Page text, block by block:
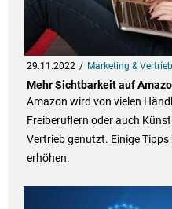
29.11.2022 Marketing & Vertrieb
Mehr Sichtbarkeit auf
Amazon wird von vielen
Freiberuflern oder auch
Vertrieb genutzt. Einige
erhöhen.